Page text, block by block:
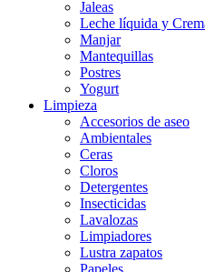
Jaleas
Leche líquida y
Manjar
Mantequillas
Postres
Yogurt
Limpieza
Accesorios de aseo
Ambientales
Ceras
Cloros
Detergentes
Insecticidas
Lavalozas
Limpiadores
Lustra zapatos
Papeles